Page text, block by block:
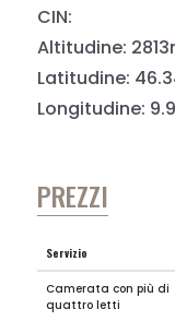
CIN:
Altitudine:
Latitudine:
Longitudine:
PREZZI
Servizio
Camerata con più di
quattro letti